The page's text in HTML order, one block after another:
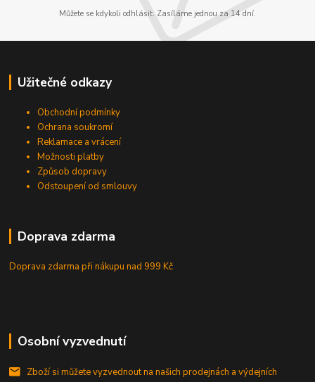
Můžete se kdykoli odhlásit. Zasíláme jednou za 14 dní.
Užitečné odkazy
Obchodní podmínky
Ochrana soukromí
Reklamace a vrácení
Možnosti platby
Způsob dopravy
Odstoupení od smlouvy
Doprava zdarma
Doprava zdarma při nákupunad 999 Kč
Osobní vyzvednutí
Zboží si můžete vyzvednout na našich prodejnách a výdejních